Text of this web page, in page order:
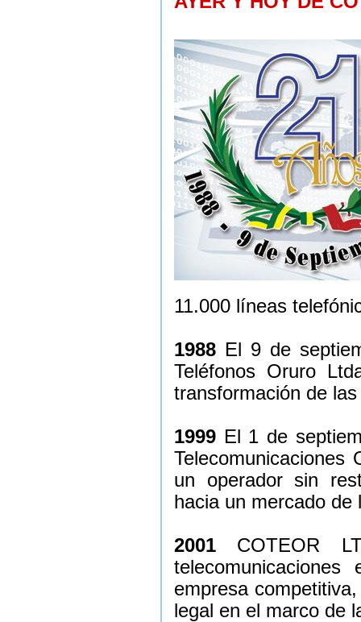
11.000 líneas
1988 El 9 de
Teléfonos Oruro
transformación de
1999 El 1 de
Telecomunicaciones
un operador sin
hacia un mercado
2001 COTEOR
empresa
legal en el marco de